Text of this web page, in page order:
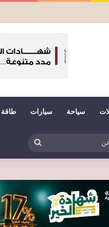
سياحة سيارات طاقة
عن